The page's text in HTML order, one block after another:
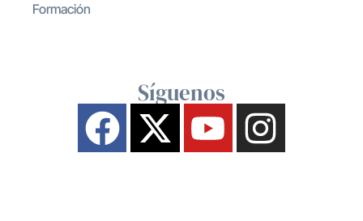
Formación
Síguenos